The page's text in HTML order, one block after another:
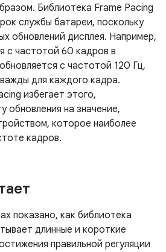
Библиотека Frame Pacing
службы батареи, поскольку
обновлений дисплея. Например,
с частотой 60 кадров в
с частотой 120 Гц,
для каждого кадра.
избегает этого,
обновления на значение,
которое наиболее
кадров.
показано, как библиотека
длинные и короткие
правильной регуляции